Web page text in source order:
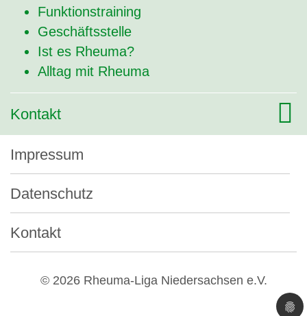
Funktionstraining
Geschäftsstelle
Ist es Rheuma?
Alltag mit Rheuma
Kontakt
© 2026 Rheuma-Liga Niedersachsen e.V.
Impressum
Datenschutz
Kontakt